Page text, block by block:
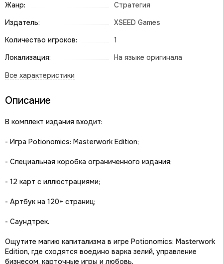
Жанр:
Стратегия
Издатель:
XSEED Games
Количество игроков:
1
Локализация:
На языке оригинала
Описание
В комплект издания входит:
- Игра Potionomics: Masterwork Edition;
- Специальная коробка ограниченного издания;
- 12 карт с иллюстрациями;
- Артбук на 120+ страниц;
- Саундтрек.
Ощутите магию капитализма в игре Potionomics: Masterwork
Edition, где сходятся воедино варка зелий, управление
бизнесом, карточные игры и любовь.